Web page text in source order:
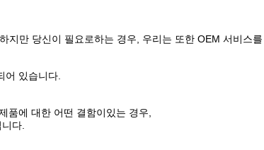
지만 당신이 필요로하는 경우, 우리는 또한 OEM 서비스
어 있습니다.
품에 대한 어떤 결함이있는 경우,
다.